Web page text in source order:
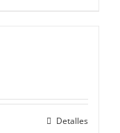
Detalles